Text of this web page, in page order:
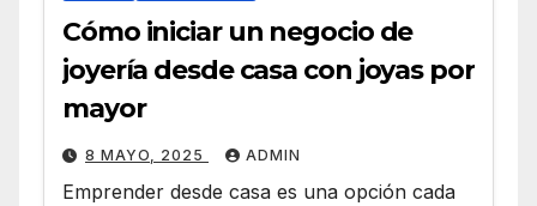
Cómo iniciar un negocio de
joyería desde casa con joyas por
mayor
8 MAYO, 2025 ADMIN
Emprender desde casa es una opción cada